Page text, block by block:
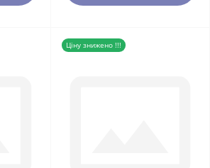
Ціну знижено !!!